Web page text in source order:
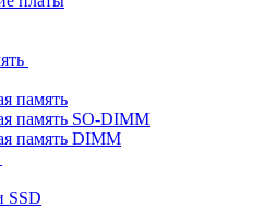
память
память SO-DIMM
память DIMM
SSD